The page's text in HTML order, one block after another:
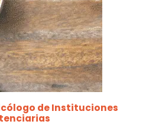
de Instituciones